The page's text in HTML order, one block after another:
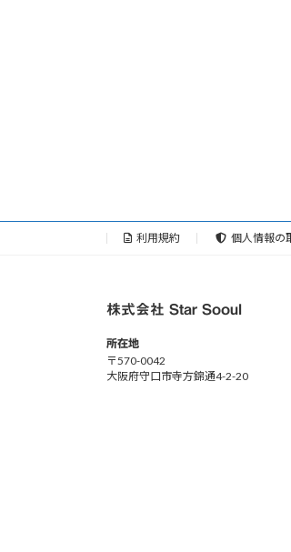
利用規約 個人情報の
株式会社 Star Sooul
所在地
〒570-0042
大阪府守口市寺方錦通4-2-20